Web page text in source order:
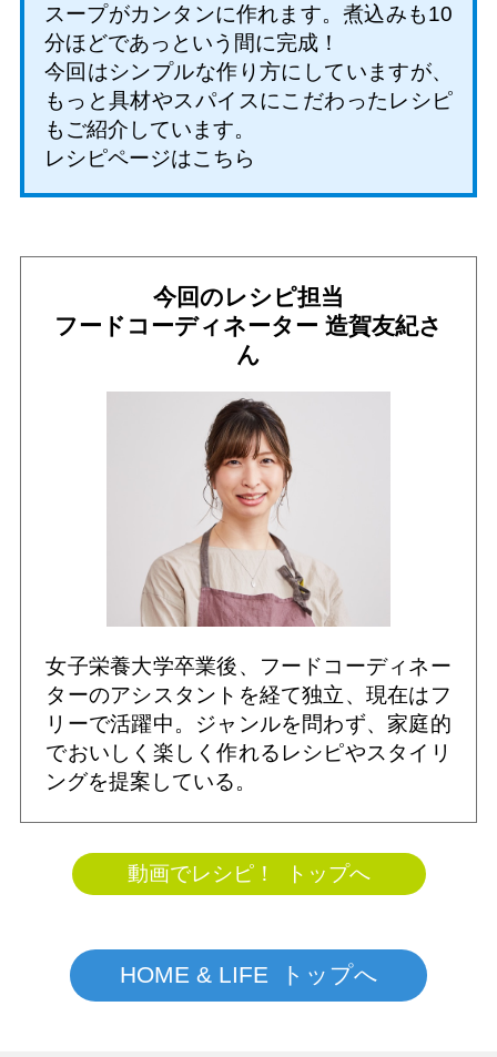
スープがカンタンに作れます。煮込みも10
分ほどであっという間に完成！
今回はシンプルな作り方にしていますが、
もっと具材やスパイスにこだわったレシピ
もご紹介しています。
レシピページはこちら
今回のレシピ担当
フードコーディネーター 造賀友紀さ
ん
女子栄養大学卒業後、フードコーディネー
ターのアシスタントを経て独立、現在はフ
リーで活躍中。ジャンルを問わず、家庭的
でおいしく楽しく作れるレシピやスタイリ
ングを提案している。
動画でレシピ！ トップへ
HOME & LIFE トップへ